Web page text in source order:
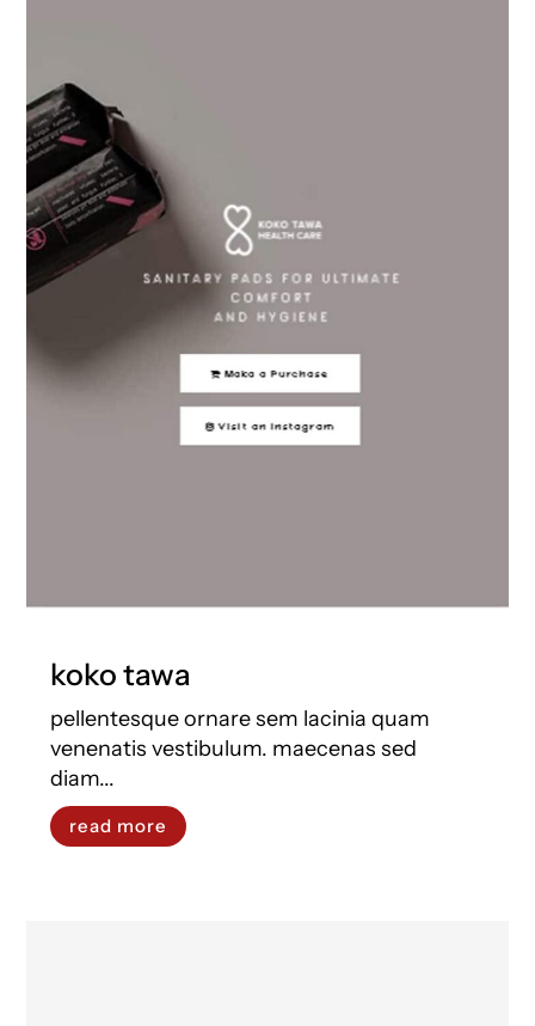
koko tawa
pellentesque ornare sem lacinia quam
venenatis vestibulum. maecenas sed
diam...
read more